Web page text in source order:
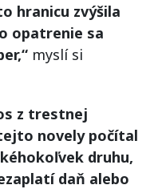
hranicu zvýšila
opatrenie sa
myslí si
z trestnej
novely počítal
druhu,
daň alebo